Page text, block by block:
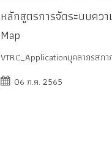
หลักสูตรการจัดระบบคว
Map
VTRC_Applicationบุคลากรสภา
06 ก.ค. 2565